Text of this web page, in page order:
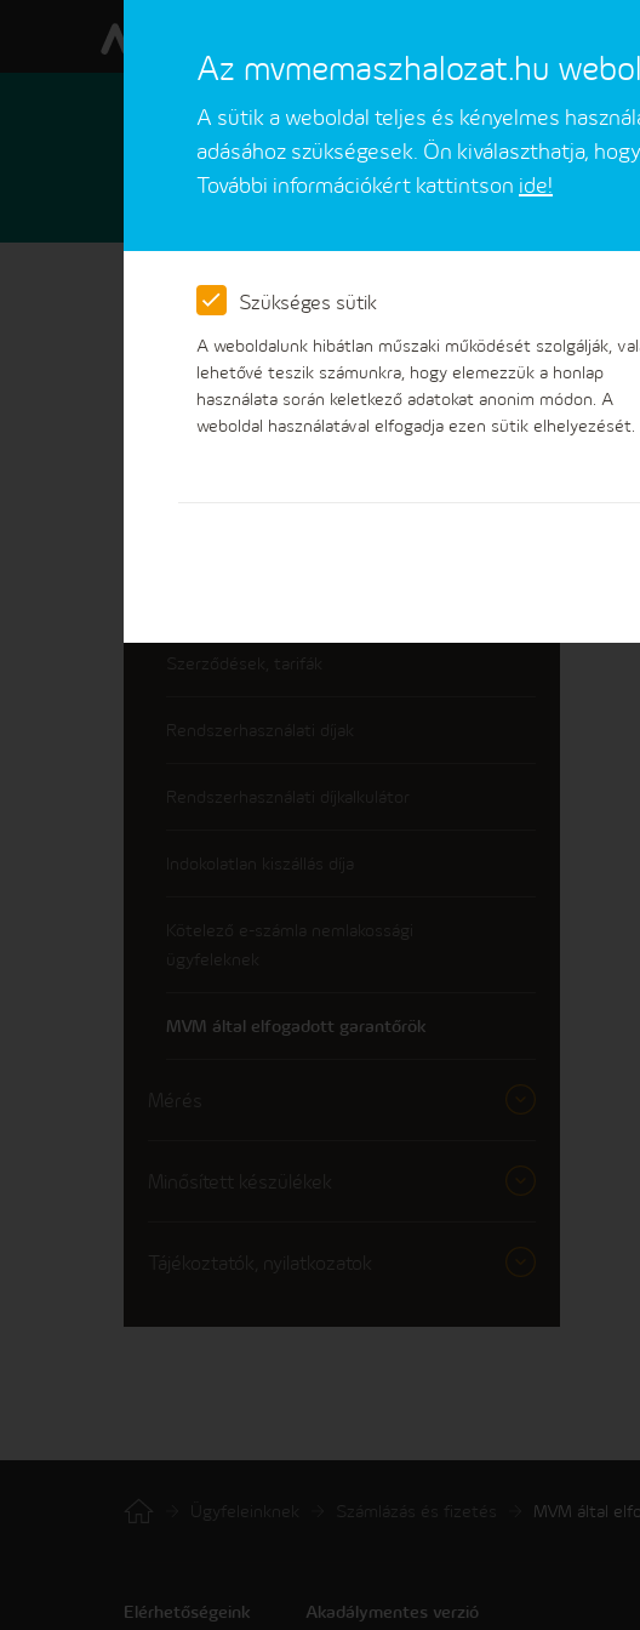
Ügyfeleinknek Ügyintézések
MVM
Szerződések, tarifák
Rendszerhasználati díjak
Rendszerhasználati díjkalkulátor
Indokolatlan kiszállás díja
Kötelező e-számla nemlakossági
ügyfeleknek
MVM által elfogadott garantőrök
Mérés
Minősített készülékek
Tájékoztatók, nyilatkozatok
Az
Ügyfeleinknek Számlázás és fizetés MVM által
Elérhetőségeink Akadálymentes verzió
Az mvmemaszhalozat.hu
A sütik a weboldal teljes és kényelmes
adásához szükségesek. Ön kiválaszthatja,
További információkért kattintson ide!
Szükséges sütik
A weboldalunk hibátlan műszaki működését szolgálják,
lehetővé teszik számunkra, hogy elemezzük a honlap
használata során keletkező adatokat anonim módon. A
weboldal használatával elfogadja ezen sütik elhelyezését.